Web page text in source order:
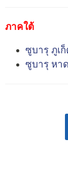
ภาคใต้
ซูบารุ ภูเ
ซูบารุ หา